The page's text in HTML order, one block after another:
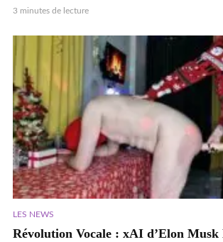
3 minutes de lecture
LES NEWS
Révolution Vocale : xAI d’Elon Musk